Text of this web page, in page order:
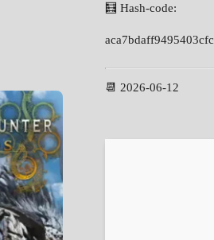
🧮 Hash-code:
📆 2026-06-12